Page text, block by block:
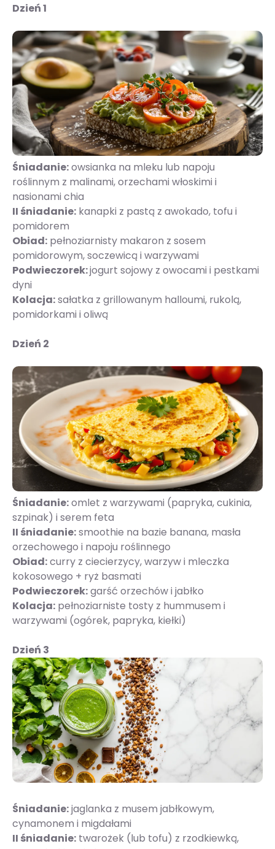
Dzień 1
Śniadanie:owsianka na mleku lub napoju
roślinnym z malinami, orzechami włoskimi i
nasionami chia
II śniadanie: kanapki z pastą z awokado, tofu i
pomidorem
Obiad: pełnoziarnisty makaron z sosem
pomidorowym, soczewicą i warzywami
Podwieczorek:jogurt sojowy z owocami i pestkami
dyni
Kolacja:sałatka z grillowanym halloumi, rukolą,
pomidorkami i oliwą
Dzień 2
Śniadanie:omlet z warzywami (papryka, cukinia,
szpinak) i serem feta
II śniadanie:smoothie na bazie banana, masła
orzechowego i napoju roślinnego
Obiad:curry z ciecierzycy, warzyw i mleczka
kokosowego + ryż basmati
Podwieczorek:garść orzechów i jabłko
Kolacja: pełnoziarniste tosty z hummusem i
warzywami (ogórek, papryka, kiełki)
Dzień 3
Śniadanie:jaglanka z musem jabłkowym,
cynamonem i migdałami
II śniadanie: twarożek (lub tofu) z rzodkiewką,